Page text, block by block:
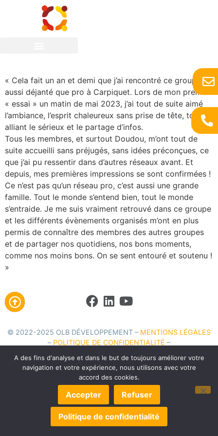
« Cela fait un an et demi que j’ai rencontré ce groupe
aussi déjanté que pro à Carpiquet. Lors de mon premier
« essai » un matin de mai 2023, j’ai tout de suite aimé
l’ambiance, l’esprit chaleureux sans prise de tête, tout en
alliant le sérieux et le partage d’infos.
Tous les membres, et surtout Doudou, m’ont tout de
suite accueilli sans préjugés, sans idées préconçues, ce
que j’ai pu ressentir dans d’autres réseaux avant. Et
depuis, mes premières impressions se sont confirmées !
Ce n’est pas qu’un réseau pro, c’est aussi une grande
famille. Tout le monde s’entend bien, tout le monde
s’entraide. Je me suis vraiment retrouvé dans ce groupe
et les différents évènements organisés m’ont en plus
permis de connaître des membres des autres groupes
et de partager nos quotidiens, nos bons moments,
comme nos moins bons. On se sent entouré et soutenu !
»
© 2022-2025 OLB DÉVELOPPEMENT – MENTIONS LÉGALES
– POLITIQUE DE CONFIDENTIALITÉ –
TOILE DE WEB
A des fins d'analyse et dans le but de toujours améliorer votre
navigation et votre expérience, nous utilisons avec votre
accord des cookies.
Accepter Refuser
Politique de confidentialité